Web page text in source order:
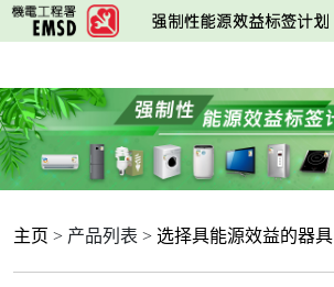
跳
至
要
内
容
主页 > 产品列表 > 选择具能源效益的器具